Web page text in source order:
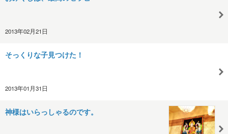
2013年02月21日
そっくりな子見つけた！
2013年01月31日
神様はいらっしゃるのです。